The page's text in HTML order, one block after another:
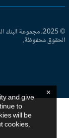
© 2025، مجموعة البنك
محفوظة.
and give
to
will be
cookies,